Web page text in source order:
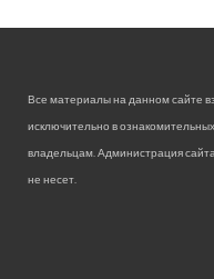
Все материалы на данном сайте
исключительно в
владельцам. Администрация
не несет.